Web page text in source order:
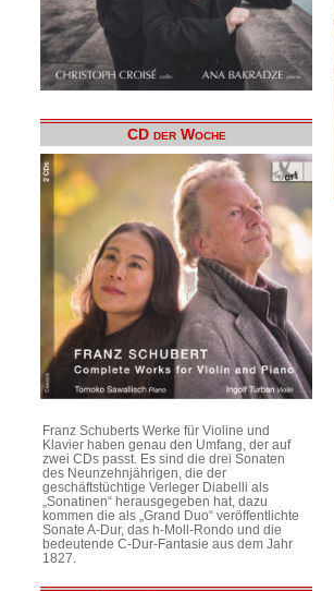
CD der Woche
Franz Schuberts Werke für Violine und
Klavier haben genau den Umfang, der auf
zwei CDs passt. Es sind die drei Sonaten
des Neunzehnjährigen, die der
geschäftstüchtige Verleger Diabelli als
„Sonatinen“ herausgegeben hat, dazu
kommen die als „Grand Duo“ veröffentlichte
Sonate A-Dur, das h-Moll-Rondo und die
bedeutende C-Dur-Fantasie aus dem Jahr
1827.